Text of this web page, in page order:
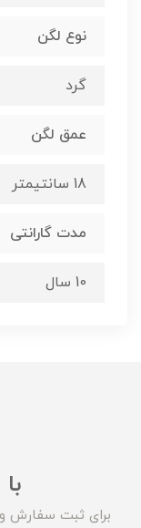
نوع لگن
گرد
عمق لگن
18 سانتیمتر
مدت گارانتی
10 سال
برای ثبت سفارش و